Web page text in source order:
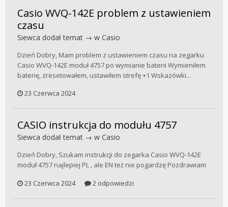
Casio WVQ-142E problem z ustawieniem
czasu
Siewca dodał temat → w Casio
Dzień Dobry, Mam problem z ustawieniem czasu na zegarku
Casio WVQ-142E moduł 4757 po wymianie baterii Wymieniłem
baterię, zresetowałem, ustawiłem strefę +1 Wskazówki...
23 Czerwca 2024
CASIO instrukcja do modułu 4757
Siewca dodał temat → w Casio
Dzień Dobry, Szukam instrukcji do zegarka Casio WVQ-142E
moduł 4757 najlepiej PL , ale EN też nie pogardzę Pozdrawiam
23 Czerwca 2024
2 odpowiedzi